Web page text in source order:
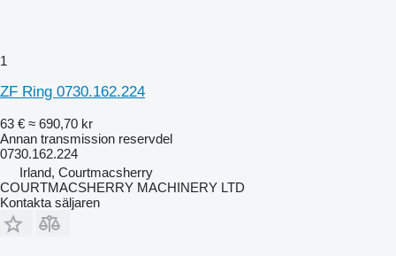
1
ZF Ring 0730.162.224
63 € ≈ 690,70 kr
Annan transmission reservdel
0730.162.224
Irland, Courtmacsherry
COURTMACSHERRY MACHINERY LTD
Kontakta säljaren